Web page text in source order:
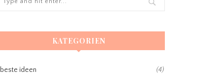
KATEGORIEN
beste ideen (4)